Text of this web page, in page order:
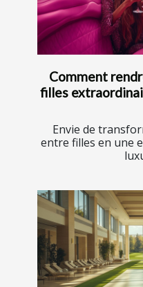
Comment
filles
Envie de
entre filles en une